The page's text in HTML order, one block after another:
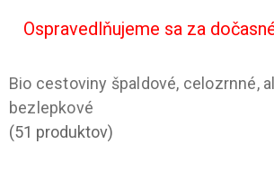
Ospravedlňujeme sa za
Bio cestoviny špaldové, celozrnné,
bezlepkové
(51 produktov)